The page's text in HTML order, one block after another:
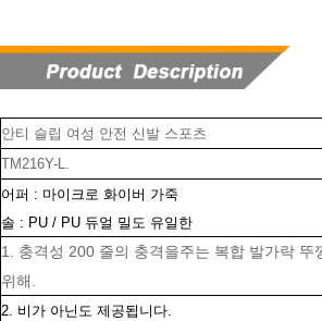
안티 슬립 여성 안전 신발 스포츠
TM216Y-L.
어퍼 : 마이크로 화이버 가죽
솔 : PU / PU 듀얼 밀도 유일한
1. 충격성 200 줄의 충격을주는 복합 발가락 뚜
위해.
2. 비가 아닌도 제공됩니다.